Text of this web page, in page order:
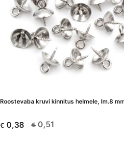
Roostevaba kruvi kinnitus helmele, lm.8
€0,51
Algne
€ 0,38
Current